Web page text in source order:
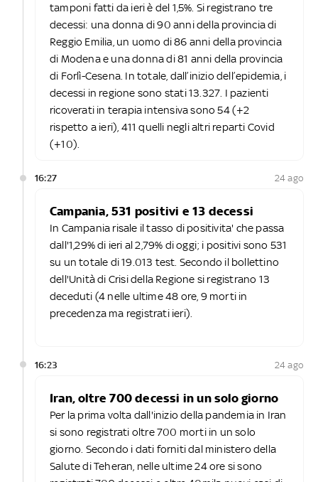
tamponi fatti da ieri è del 1,5%. Si registrano tre
decessi: una donna di 90 anni della provincia di
Reggio Emilia, un uomo di 86 anni della provincia
di Modena e una donna di 81 anni della provincia
di Forlì-Cesena. In totale, dall’inizio dell’epidemia, i
decessi in regione sono stati 13.327. I pazienti
ricoverati in terapia intensiva sono 54 (+2
rispetto a ieri), 411 quelli negli altri reparti Covid
(+10).
16:27 24 ago
Campania, 531 positivi e 13 decessi
In Campania risale il tasso di positivita' che passa
dall'1,29% di ieri al 2,79% di oggi; i positivi sono 531
su un totale di 19.013 test. Secondo il bollettino
dell'Unità di Crisi della Regione si registrano 13
deceduti (4 nelle ultime 48 ore, 9 morti in
precedenza ma registrati ieri).
16:23 24 ago
Iran, oltre 700 decessi in un solo giorno
Per la prima volta dall'inizio della pandemia in Iran
si sono registrati oltre 700 morti in un solo
giorno. Secondo i dati forniti dal ministero della
Salute di Teheran, nelle ultime 24 ore si sono